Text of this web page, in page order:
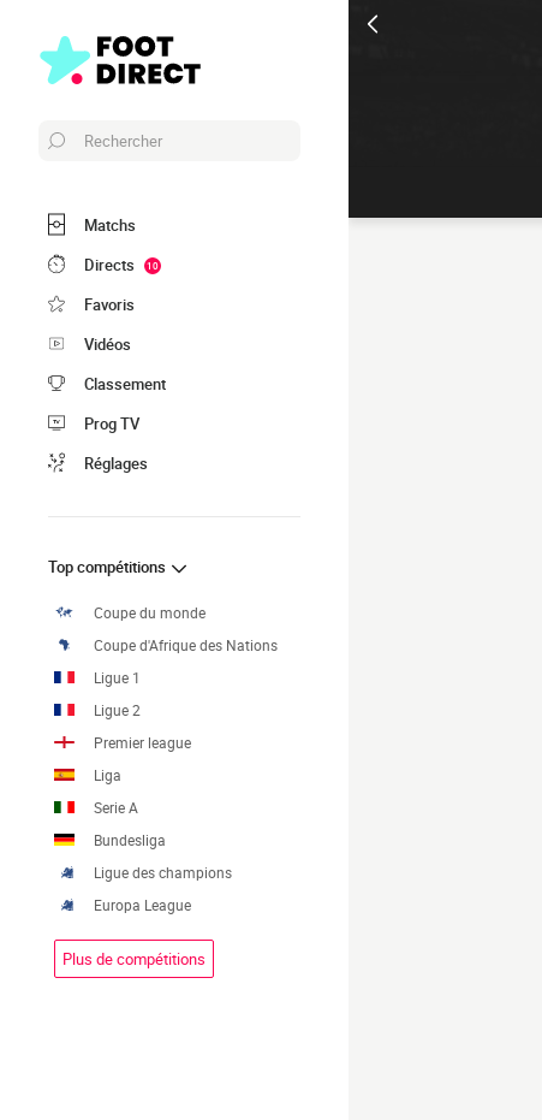
Rechercher
Matchs
Directs
10
Favoris
Vidéos
Classement
Prog TV
Réglages
Top compétitions
Coupe du monde
Coupe d'Afrique des Nations
Ligue 1
Ligue 2
Premier league
Liga
Serie A
Bundesliga
Ligue des champions
Europa League
Plus de compétitions